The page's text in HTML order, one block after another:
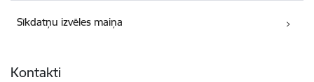
Sīkdatņu izvēles maiņa
Kontakti